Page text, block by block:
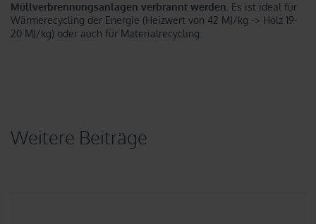
Müllverbrennungsanlagen verbrannt werden. Es ist ideal für
Wärmerecycling der Energie (Heizwert von 42 MJ/kg -> Holz 19-
20 MJ/kg) oder auch für Materialrecycling.
Weitere Beiträge